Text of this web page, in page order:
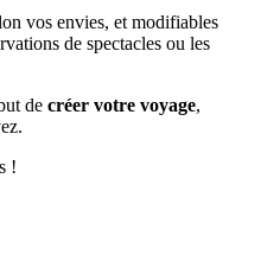
vos envies, et modifiables
de spectacles ou les
de créer votre voyage,
!